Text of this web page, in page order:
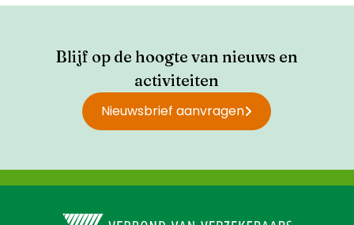
Blijf op de hoogte van nieuws en
activiteiten
Nieuwsbrief aanvragen